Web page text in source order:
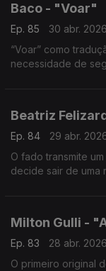
Baco - "Voar"
Ep. 85
30 abr. 2026
“Voar” como
necessidade de
Beatriz
Ep. 84
29 abr.
O fado transmite
decide sair de uma
Milton Gulli -
Ep. 83
28 abr. 2026
O primeiro original